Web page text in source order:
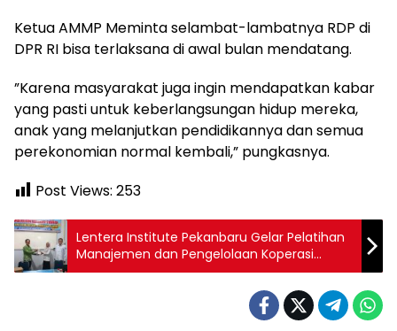
Ketua AMMP Meminta selambat-lambatnya RDP di
DPR RI bisa terlaksana di awal bulan mendatang.
”Karena masyarakat juga ingin mendapatkan kabar
yang pasti untuk keberlangsungan hidup mereka,
anak yang melanjutkan pendidikannya dan semua
perekonomian normal kembali,” pungkasnya.
Post Views: 253
Lentera Institute Pekanbaru Gelar Pelatihan
Manajemen dan Pengelolaan Koperasi
Syariah di Kampar